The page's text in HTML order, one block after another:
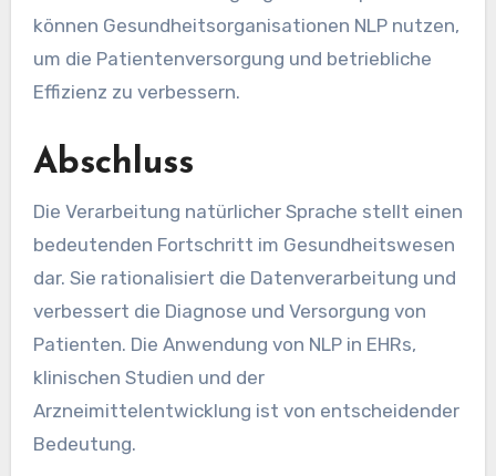
können Gesundheitsorganisationen NLP nutzen,
um die Patientenversorgung und betriebliche
Effizienz zu verbessern.
Abschluss
Die Verarbeitung natürlicher Sprache stellt einen
bedeutenden Fortschritt im Gesundheitswesen
dar. Sie rationalisiert die Datenverarbeitung und
verbessert die Diagnose und Versorgung von
Patienten. Die Anwendung von NLP in EHRs,
klinischen Studien und der
Arzneimittelentwicklung ist von entscheidender
Bedeutung.